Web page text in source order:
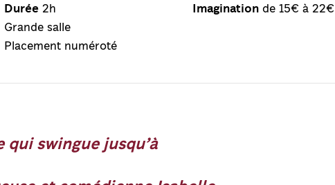
Durée2h
Grande salle
Placement numéroté
Imaginationde 15€ à 22€
swingue jusqu’à